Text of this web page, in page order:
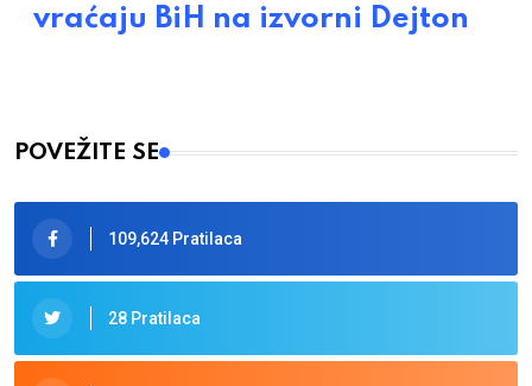
vraćaju BiH na izvorni Dejton
POVEŽITE SE
109,624 Pratilaca
28 Pratilaca